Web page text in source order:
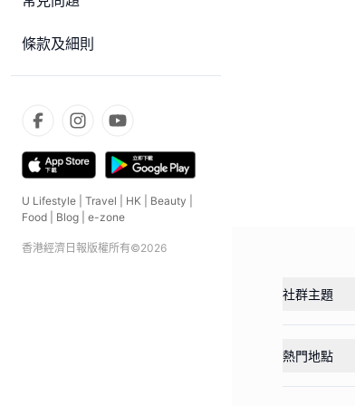
條款及細則
U Lifestyle Travel HK Beauty
Food
Blog e-zone
香港經濟日報版權所有©2026
社群主題
熱門地點